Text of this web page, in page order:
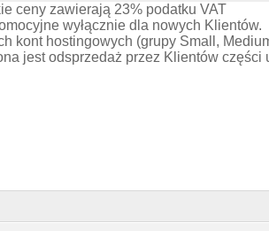
ceny zawierają 23% podatku VAT
wyłącznie dla nowych Klientów.
kont hostingowych (grupy Small,
jest odsprzedaż przez Klientów części